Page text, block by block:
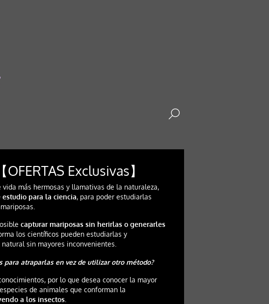
Exclusivas】
más hermosas y llamativas de la naturaleza,
estudio para la ciencia, para poder estudiarlas
capturar mariposas sin herirlas o generarles
los científicos pueden estudiarlas y
sin mayores inconvenientes.
para atraparlas en vez de utilizar otro método?
por lo que desea conocer la mayor
de animales que conforman la
a los insectos.